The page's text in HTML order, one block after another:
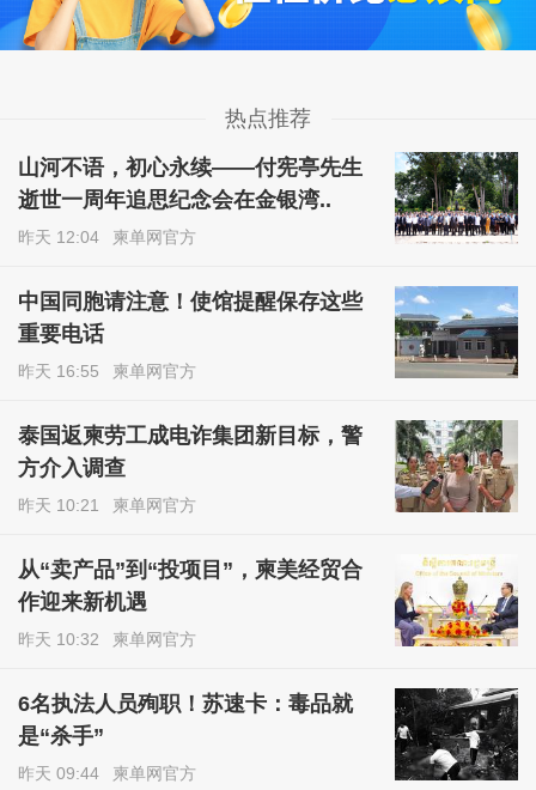
热点推荐
山河不语，初心永续——付宪亭先生
逝世一周年追思纪念会在金银湾..
昨天 12:04 柬单网官方
中国同胞请注意！使馆提醒保存这些
重要电话
昨天 16:55 柬单网官方
泰国返柬劳工成电诈集团新目标，警
方介入调查
昨天 10:21 柬单网官方
从“卖产品”到“投项目”，柬美经贸合
作迎来新机遇
昨天 10:32 柬单网官方
6名执法人员殉职！苏速卡：毒品就
是“杀手”
昨天 09:44 柬单网官方